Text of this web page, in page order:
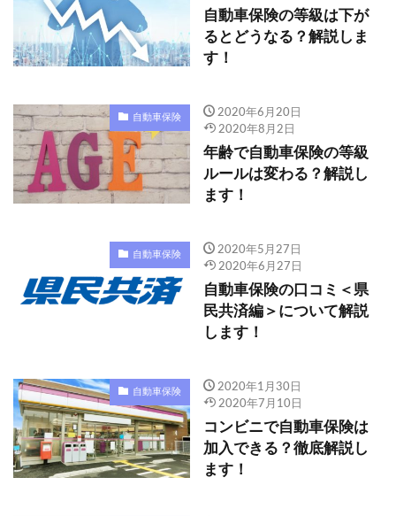
自動車保険の等級は下が
るとどうなる？解説しま
す！
自動車保険
2020年6月20日
2020年8月2日
年齢で自動車保険の等級
ルールは変わる？解説し
ます！
自動車保険
2020年5月27日
2020年6月27日
自動車保険の口コミ＜県
民共済編＞について解説
します！
自動車保険
2020年1月30日
2020年7月10日
コンビニで自動車保険は
加入できる？徹底解説し
ます！